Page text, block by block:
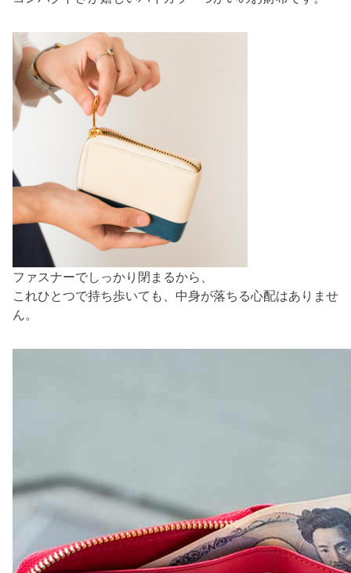
ファスナーでしっかり閉まるから、
これひとつで持ち歩いても、中身が落ちる心配はありませ
ん。